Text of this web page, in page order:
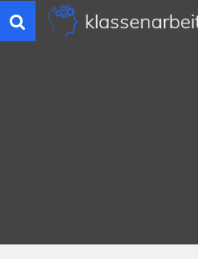
Toggle
navigation